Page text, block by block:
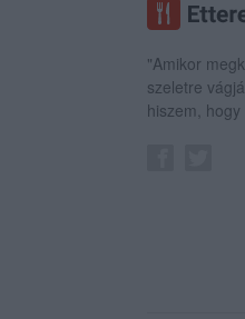
"Amikor
szeletre
hiszem,